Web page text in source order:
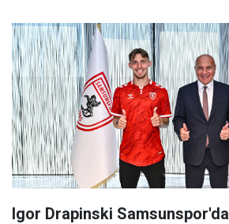
Igor Drapinski Samsunspor'da